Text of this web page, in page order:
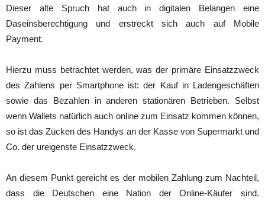
Dieser alte Spruch hat auch in digitalen Belangen eine
Daseinsberechtigung und erstreckt sich auch auf Mobile
Payment.
Hierzu muss betrachtet werden, was der primäre Einsatzzweck
des Zahlens per Smartphone ist: der Kauf in Ladengeschäften
sowie das Bezahlen in anderen stationären Betrieben. Selbst
wenn Wallets natürlich auch online zum Einsatz kommen können,
so ist das Zücken des Handys an der Kasse von Supermarkt und
Co. der ureigenste Einsatzzweck.
An diesem Punkt gereicht es der mobilen Zahlung zum Nachteil,
dass die Deutschen eine Nation der Online-Käufer sind.